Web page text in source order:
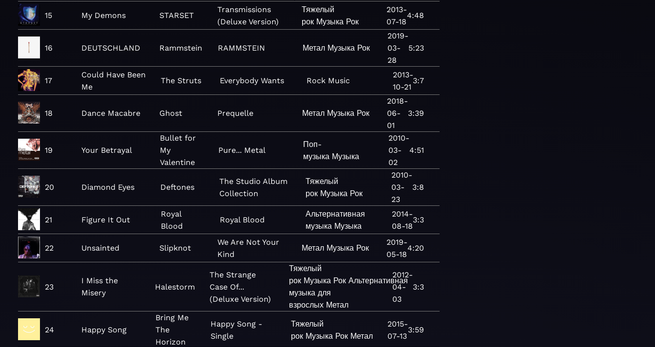
15 My Demons STARSET
Transmissions
(Deluxe Version)
Тяжелый
рок Музыка Рок
2013-
07-18
4:48
16 DEUTSCHLAND Rammstein RAMMSTEIN Метал Музыка Рок
2019-
03-
28
5:23
17
Could Have Been
Me
The Struts Everybody Wants Rock Music
2013-
10-21
3:7
18 Dance Macabre Ghost Prequelle Метал Музыка Рок
2018-
06-
01
3:39
19 Your Betrayal
Bullet for
My
Valentine
Pure... Metal
Поп-
музыка Музыка
2010-
03-
02
4:51
20 Diamond Eyes Deftones
The Studio Album
Collection
Тяжелый
рок Музыка Рок
2010-
03-
23
3:8
21 Figure It Out
Royal
Blood
Royal Blood
Альтернативная
музыка Музыка
2014-
08-18
3:3
22 Unsainted Slipknot
We Are Not Your
Kind
Метал Музыка Рок
2019-
05-18
4:20
23
I Miss the
Misery
Halestorm
The Strange
Case Of...
(Deluxe Version)
Тяжелый
рок Музыка Рок Альтернативная
музыка для
взрослых Метал
2012-
04-
03
3:3
24 Happy Song
Bring Me
The
Horizon
Happy Song -
Single
Тяжелый
рок Музыка Рок Метал
2015-
07-13
3:59